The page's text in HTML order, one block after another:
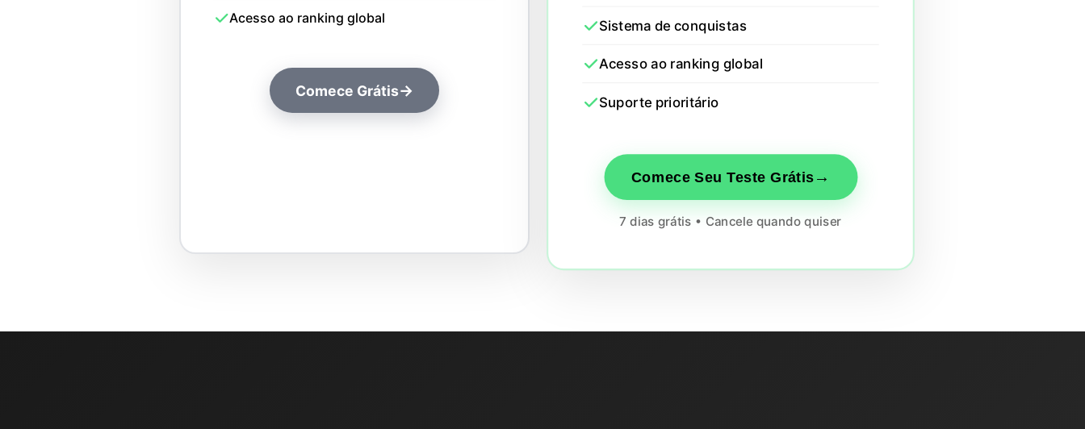
Acesso ao ranking global
Comece Grátis→
Sistema de conquistas
Acesso ao ranking global
Suporte prioritário
Comece Seu Teste Grátis→
7 dias grátis • Cancele quando quiser